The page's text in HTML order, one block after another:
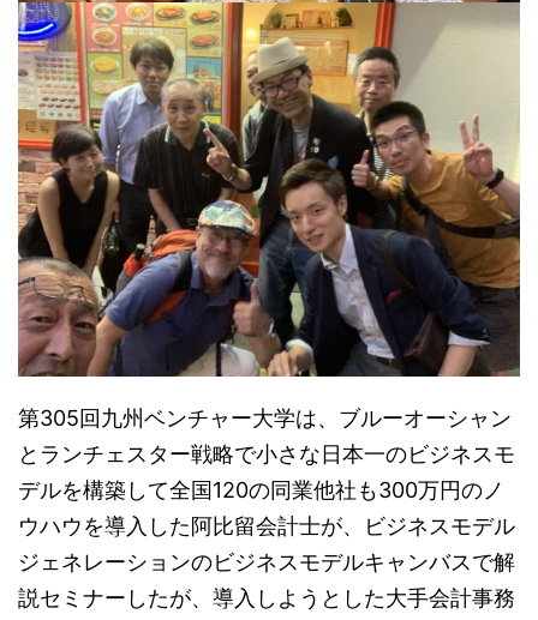
第305回九州ベンチャー大学は、ブルーオーシャン
とランチェスター戦略で小さな日本一のビジネスモ
デルを構築して全国120の同業他社も300万円のノ
ウハウを導入した阿比留会計士が、ビジネスモデル
ジェネレーションのビジネスモデルキャンバスで解
説セミナーしたが、導入しようとした大手会計事務